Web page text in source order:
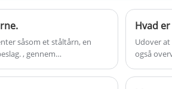
såsom et ståltårn, en
, gennem
Udover
også